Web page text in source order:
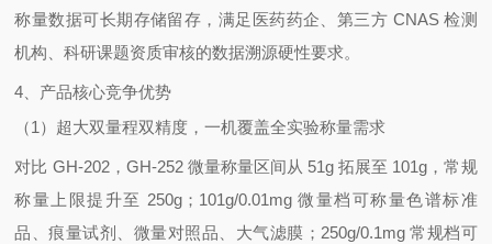
称量数据可长期存储留存，满足医药药企、第三方 CNAS 检测
机构、科研课题资质审核的数据溯源硬性要求。
4、产品核心竞争优势
（1）超大双量程双精度，一机覆盖全实验称量需求
对比 GH-202，GH-252 微量称量区间从 51g 拓展至 101g，常规
称量上限提升至 250g；101g/0.01mg 微量档可称量色谱标准
品、痕量试剂、微量对照品、大气滤膜；250g/0.1mg 常规档可